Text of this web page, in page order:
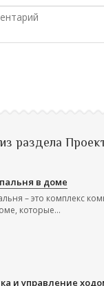
раздела
в доме
– это комплекс
которые...
и управление